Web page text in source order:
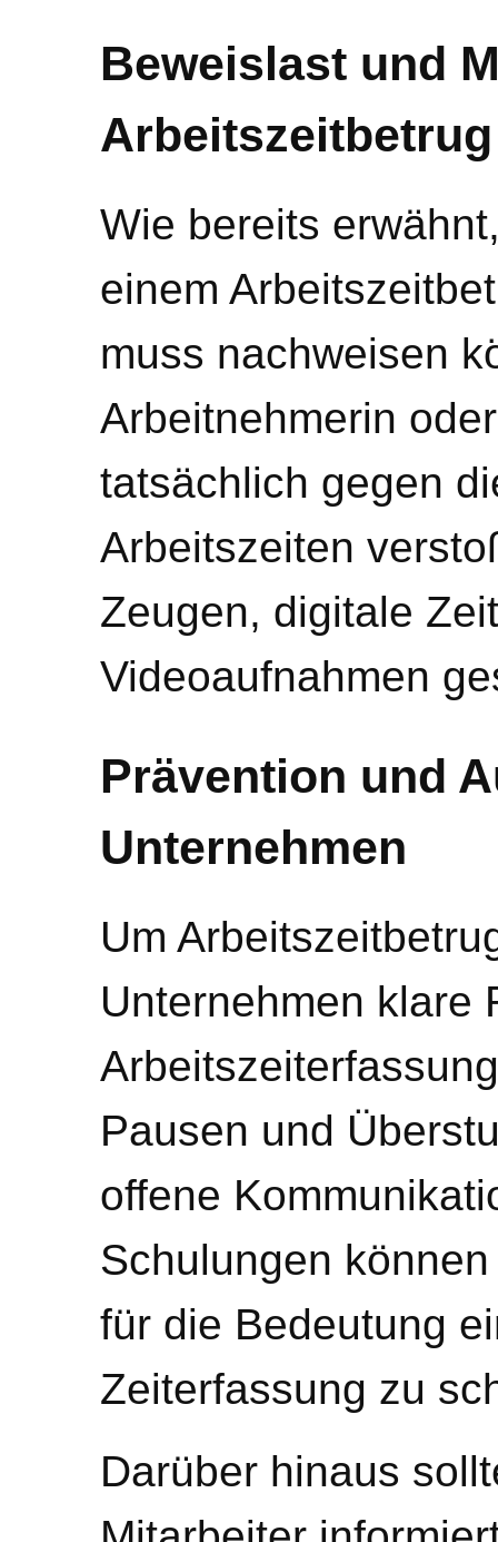
Beweislast und
Arbeitszeitbetrug
Wie bereits
einem
muss nachweisen
Arbeitnehmerin
tatsächlich gegen
Arbeitszeiten
Zeugen, digitale
Videoaufnahmen
Prävention und
Unternehmen
Um
Unternehmen klare
Pausen und
offene
Schulungen
für die Bedeutung
Zeiterfassung zu
Darüber hinaus